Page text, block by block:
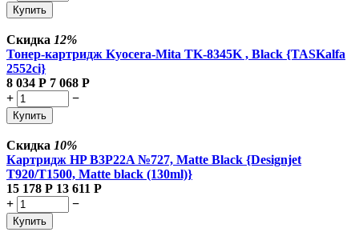
Купить
Скидка 12%
Тонер-картридж Kyocera-Mita TK-8345K , Black {TASKalfa
2552ci}
8 034 Р 7 068 Р
+
−
Купить
Скидка 10%
Картридж HP B3P22A №727, Matte Black {Designjet
T920/T1500, Matte black (130ml)}
15 178 Р 13 611 Р
+
−
Купить